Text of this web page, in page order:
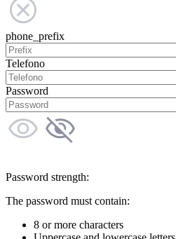
phone_prefix
Telefono
Password
Password strength:
The password must contain:
8 or more characters